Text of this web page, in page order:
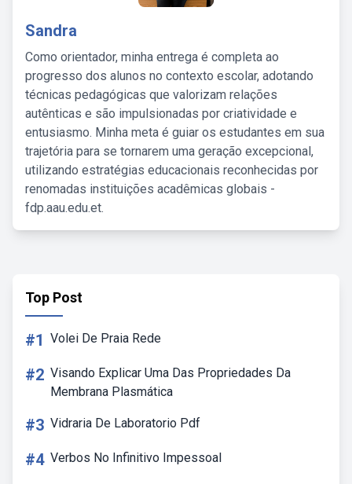
Sandra
Como orientador, minha entrega é completa ao
progresso dos alunos no contexto escolar, adotando
técnicas pedagógicas que valorizam relações
autênticas e são impulsionadas por criatividade e
entusiasmo. Minha meta é guiar os estudantes em sua
trajetória para se tornarem uma geração excepcional,
utilizando estratégias educacionais reconhecidas por
renomadas instituições acadêmicas globais -
fdp.aau.edu.et.
Top Post
#1 Volei De Praia Rede
#2 Visando Explicar Uma Das Propriedades Da
Membrana Plasmática
#3 Vidraria De Laboratorio Pdf
#4 Verbos No Infinitivo Impessoal